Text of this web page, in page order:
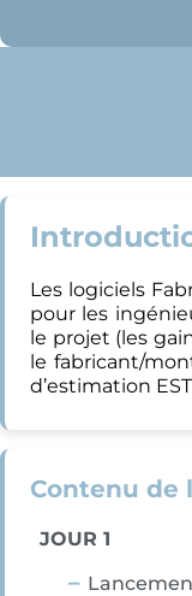
Les logiciels
pour les
le projet (les
le fabricant/
d’estimation
Contenu de
JOUR 1